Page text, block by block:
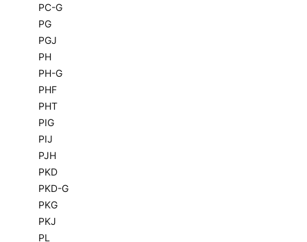
PC-G
PG
PGJ
PH
PH-G
PHF
PHT
PIG
PIJ
PJH
PKD
PKD-G
PKG
PKJ
PL